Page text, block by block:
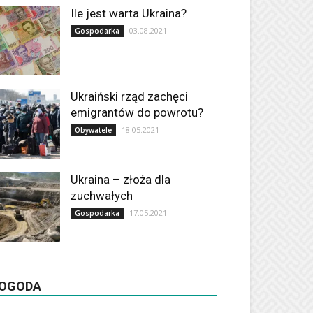
Ile jest warta Ukraina?
Gospodarka 03.08.2021
Ukraiński rząd zachęci
emigrantów do powrotu?
Obywatele 18.05.2021
Ukraina – złoża dla
zuchwałych
Gospodarka 17.05.2021